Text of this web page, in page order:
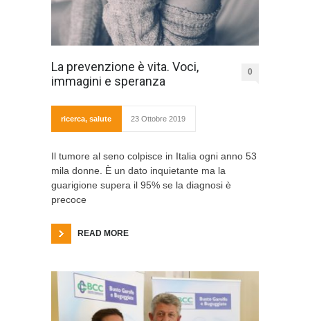
La prevenzione è vita. Voci,
immagini e speranza
0
ricerca, salute 23 Ottobre 2019
Il tumore al seno colpisce in Italia ogni anno 53
mila donne. È un dato inquietante ma la
guarigione supera il 95% se la diagnosi è
precoce
READ MORE